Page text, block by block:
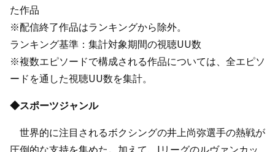
た作品
※配信終了作品はランキングから除外。
ランキング基準：集計対象期間の視聴UU数
※複数エピソードで構成される作品については、全エピソ
ードを通した視聴UU数を集計。
◆スポーツジャンル
世界的に注目されるボクシングの井上尚弥選手の熱戦が